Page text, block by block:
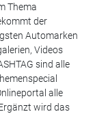
Thema
der
Automarken
Videos
sind alle
alle
wird das